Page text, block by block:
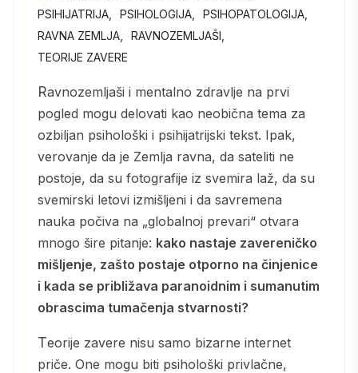
PSIHIJATRIJA
PSIHOLOGIJA
PSIHOPATOLOGIJA
RAVNA ZEMLJA
RAVNOZEMLJAŠI
TEORIJE ZAVERE
Ravnozemljaši i mentalno zdravlje na prvi
pogled mogu delovati kao neobična tema za
ozbiljan psihološki i psihijatrijski tekst. Ipak,
verovanje da je Zemlja ravna, da sateliti ne
postoje, da su fotografije iz svemira laž, da su
svemirski letovi izmišljeni i da savremena
nauka počiva na „globalnoj prevari“ otvara
mnogo šire pitanje: kako nastaje zavereničko
mišljenje, zašto postaje otporno na činjenice
i kada se približava paranoidnim i sumanutim
obrascima tumačenja stvarnosti?
Teorije zavere nisu samo bizarne internet
priče. One mogu biti psihološki privlačne,